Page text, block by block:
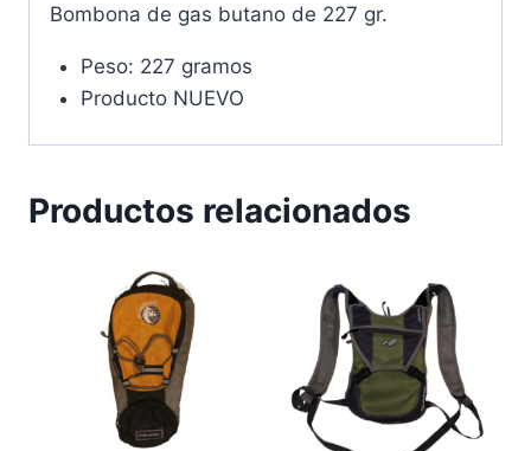
Bombona de gas butano de 227 gr.
Peso: 227 gramos
Producto NUEVO
Productos relacionados